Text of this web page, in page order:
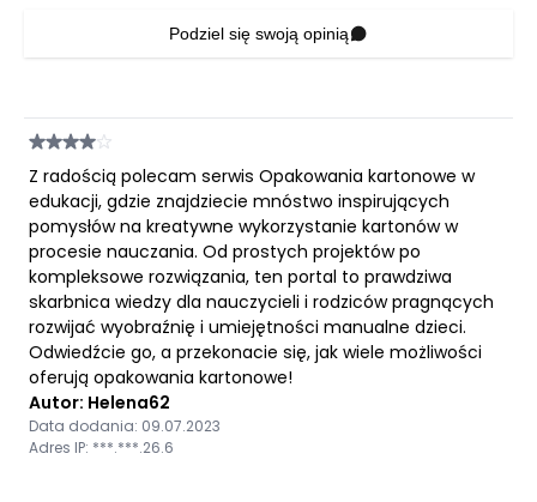
Podziel się swoją opinią
Z radością polecam serwis Opakowania kartonowe w
edukacji, gdzie znajdziecie mnóstwo inspirujących
pomysłów na kreatywne wykorzystanie kartonów w
procesie nauczania. Od prostych projektów po
kompleksowe rozwiązania, ten portal to prawdziwa
skarbnica wiedzy dla nauczycieli i rodziców pragnących
rozwijać wyobraźnię i umiejętności manualne dzieci.
Odwiedźcie go, a przekonacie się, jak wiele możliwości
oferują opakowania kartonowe!
Autor: Helena62
Data dodania: 09.07.2023
Adres IP: ***.***.26.6